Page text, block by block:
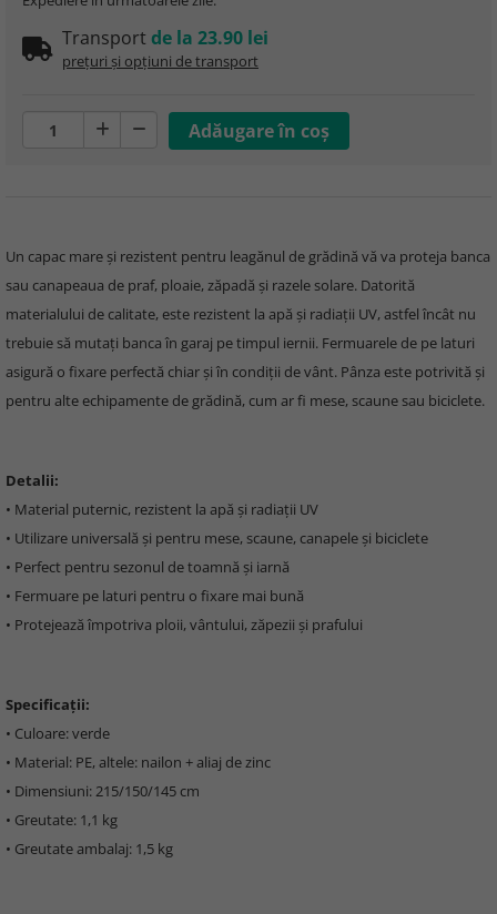
Transport de la 23.90 lei
prețuri și opțiuni de transport
Un capac mare și rezistent pentru leagănul de grădină vă va proteja banca
sau canapeaua de praf, ploaie, zăpadă și razele solare. Datorită
materialului de calitate, este rezistent la apă și radiații UV, astfel încât nu
trebuie să mutați banca în garaj pe timpul iernii. Fermuarele de pe laturi
asigură o fixare perfectă chiar și în condiții de vânt. Pânza este potrivită și
pentru alte echipamente de grădină, cum ar fi mese, scaune sau biciclete.
Detalii:
• Material puternic, rezistent la apă și radiații UV
• Utilizare universală și pentru mese, scaune, canapele și biciclete
• Perfect pentru sezonul de toamnă și iarnă
• Fermuare pe laturi pentru o fixare mai bună
• Protejează împotriva ploii, vântului, zăpezii și prafului
Specificații:
• Culoare: verde
• Material: PE, altele: nailon + aliaj de zinc
• Dimensiuni: 215/150/145 cm
• Greutate: 1,1 kg
• Greutate ambalaj: 1,5 kg